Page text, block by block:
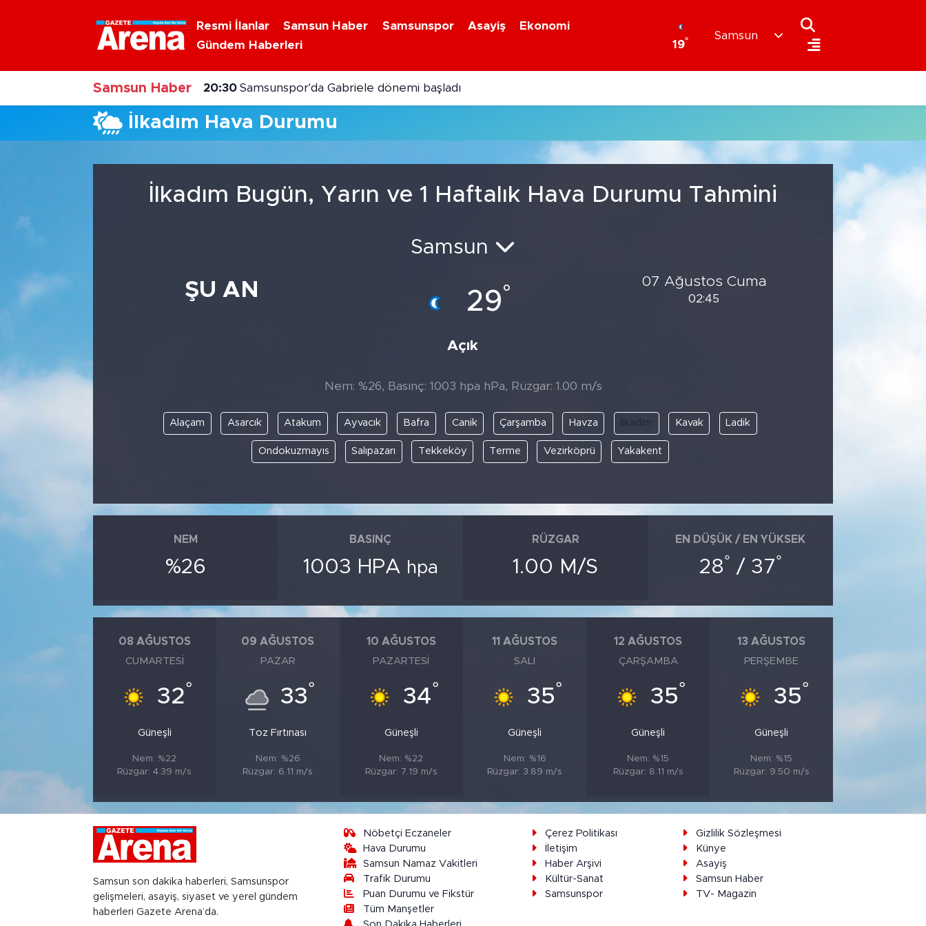
Resmi İlanlar Samsun Haber Samsunspor Asayiş
Ekonomi
Gündem Haberleri
19°
Samsun
Samsun Haber 20:30 Samsunspor'da Gabriele dönemi başladı
İlkadım Hava Durumu
İlkadım Bugün, Yarın ve 1 Haftalık Hava Durumu Tahmini
ŞU AN
Samsun
29°
Açık
07 Ağustos Cuma
02:45
Nem: %26, Basınç: 1003 hpa hPa, Rüzgar: 1.00 m/s
Alaçam Asarcık Atakum Ayvacık Bafra Canik Çarşamba Havza İlkadım Kavak Ladik
Ondokuzmayıs Salıpazarı Tekkeköy Terme Vezirköprü Yakakent
NEM
%26
BASINÇ
1003 HPA hpa
RÜZGAR
1.00 M/S
EN DÜŞÜK / EN YÜKSEK
28° / 37°
08 AĞUSTOS
CUMARTESI
32°
Güneşli
Nem: %22
Rüzgar: 4.39 m/s
09 AĞUSTOS
PAZAR
33°
Toz Fırtınası
Nem: %26
Rüzgar: 6.11 m/s
10 AĞUSTOS
PAZARTESI
34°
Güneşli
Nem: %22
Rüzgar: 7.19 m/s
11 AĞUSTOS
SALI
35°
Güneşli
Nem: %16
Rüzgar: 3.89 m/s
12 AĞUSTOS
ÇARŞAMBA
35°
Güneşli
Nem: %15
Rüzgar: 8.11 m/s
13 AĞUSTOS
PERŞEMBE
35°
Güneşli
Nem: %15
Rüzgar: 9.50 m/s
Samsun son dakika haberleri, Samsunspor
gelişmeleri, asayiş, siyaset ve yerel gündem
haberleri Gazete Arena’da.
Nöbetçi Eczaneler
Hava Durumu
Samsun Namaz Vakitleri
Trafik Durumu
Puan Durumu ve Fikstür
Tüm Manşetler
Çerez Politikası
Gizlilik Sözleşmesi
İletişim
Künye
Haber Arşivi
Asayiş
Kültür-Sanat
Samsun Haber
Samsunspor
TV- Magazin
Nöbetçi Eczaneler
Hava Durumu
Samsun Namaz Vakitleri
Süper Lig Puan Durumu ve Fikstür
Haber Arşivi